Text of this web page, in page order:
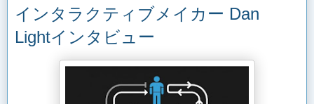
インタラクティブメイカー Dan
Lightインタビュー